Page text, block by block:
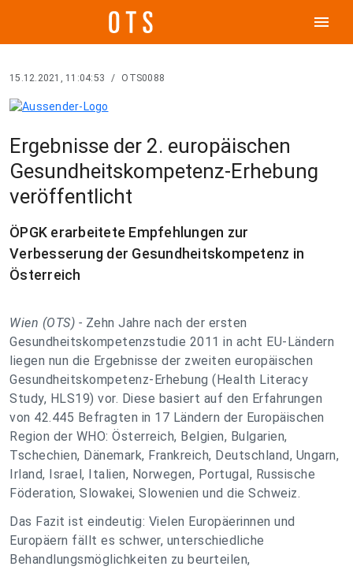
menu
15.12.2021, 11:04:53 / OTS0088
Ergebnisse der 2. europäischen
Gesundheitskompetenz-Erhebung
veröffentlicht
ÖPGK erarbeitete Empfehlungen zur
Verbesserung der Gesundheitskompetenz in
Österreich
Wien (OTS) - Zehn Jahre nach der ersten
Gesundheitskompetenzstudie 2011 in acht EU-Ländern
liegen nun die Ergebnisse der zweiten europäischen
Gesundheitskompetenz-Erhebung (Health Literacy
Study, HLS19) vor. Diese basiert auf den Erfahrungen
von 42.445 Befragten in 17 Ländern der Europäischen
Region der WHO: Österreich, Belgien, Bulgarien,
Tschechien, Dänemark, Frankreich, Deutschland, Ungarn,
Irland, Israel, Italien, Norwegen, Portugal, Russische
Föderation, Slowakei, Slowenien und die Schweiz.
Das Fazit ist eindeutig: Vielen Europäerinnen und
Europäern fällt es schwer, unterschiedliche
Behandlungsmöglichkeiten zu beurteilen,